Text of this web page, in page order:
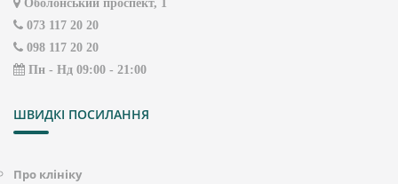
Оболонський проспект, 1
073 117 20 20
098 117 20 20
Пн - Нд 09:00 - 21:00
ШВИДКІ ПОСИЛАННЯ
Про клініку